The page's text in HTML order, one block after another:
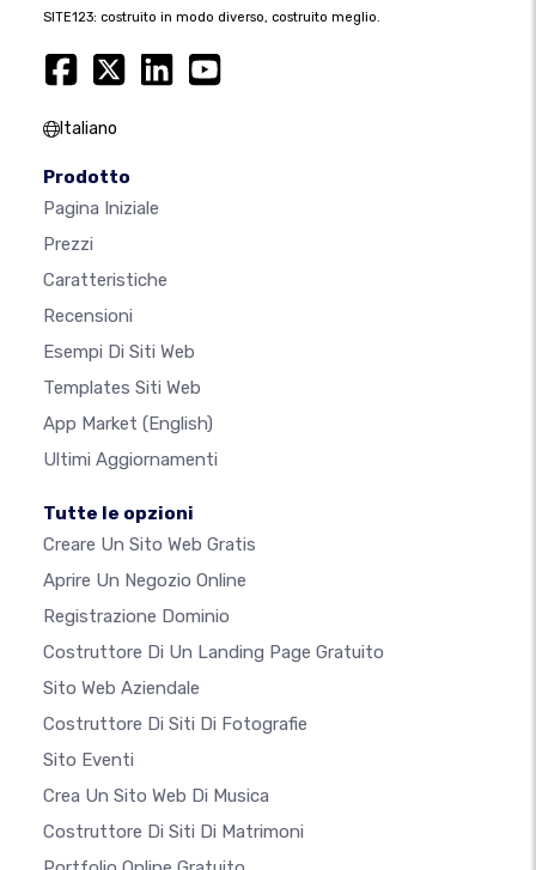
SITE123: costruito in modo diverso, costruito meglio.
Italiano
Prodotto
Pagina Iniziale
Prezzi
Caratteristiche
Recensioni
Esempi Di Siti Web
Templates Siti Web
App Market (English)
Ultimi Aggiornamenti
Tutte le opzioni
Creare Un Sito Web Gratis
Aprire Un Negozio Online
Registrazione Dominio
Costruttore Di Un Landing Page Gratuito
Sito Web Aziendale
Costruttore Di Siti Di Fotografie
Sito Eventi
Crea Un Sito Web Di Musica
Costruttore Di Siti Di Matrimoni